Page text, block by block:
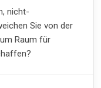
nicht-
Sie von der
Raum für